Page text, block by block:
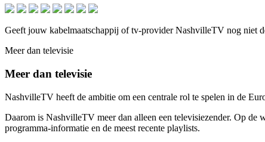
Geeft jouw kabelmaatschappij of tv-provider NashvilleTV nog niet
Meer dan televisie
Meer dan televisie
NashvilleTV heeft de ambitie om een centrale rol te spelen in de
Daarom is NashvilleTV meer dan alleen een televisiezender. Op de
programma-informatie en de meest recente playlists.